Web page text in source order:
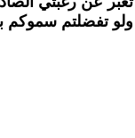
ولو تفضلتم سموكم